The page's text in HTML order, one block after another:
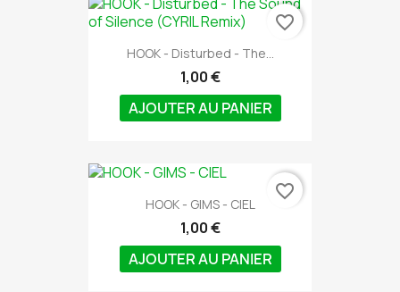
HOOK - Disturbed - The...
1,00 €
AJOUTER AU PANIER
favorite_border
HOOK - GIMS - CIEL
1,00 €
AJOUTER AU PANIER
favorite_border